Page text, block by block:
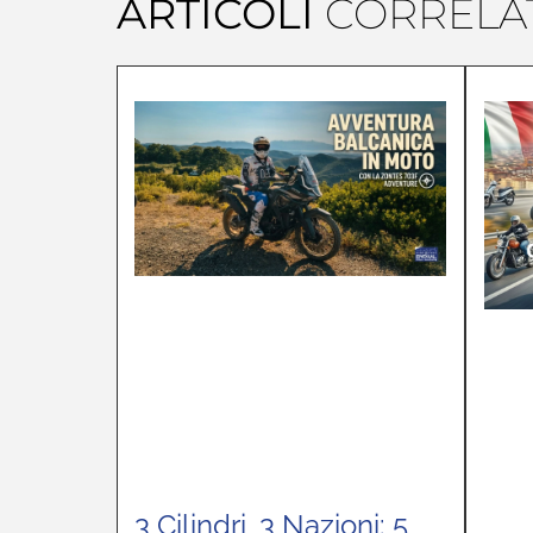
ARTICOLI
3 Cilindri, 3 Nazioni: 5